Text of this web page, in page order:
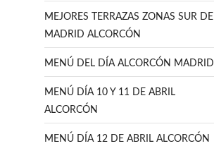
MEJORES TERRAZAS ZONAS SUR DE
MADRID ALCORCÓN
MENÚ DEL DÍA ALCORCÓN MADRID
MENÚ DÍA 10 Y 11 DE ABRIL
ALCORCÓN
MENÚ DÍA 12 DE ABRIL ALCORCÓN